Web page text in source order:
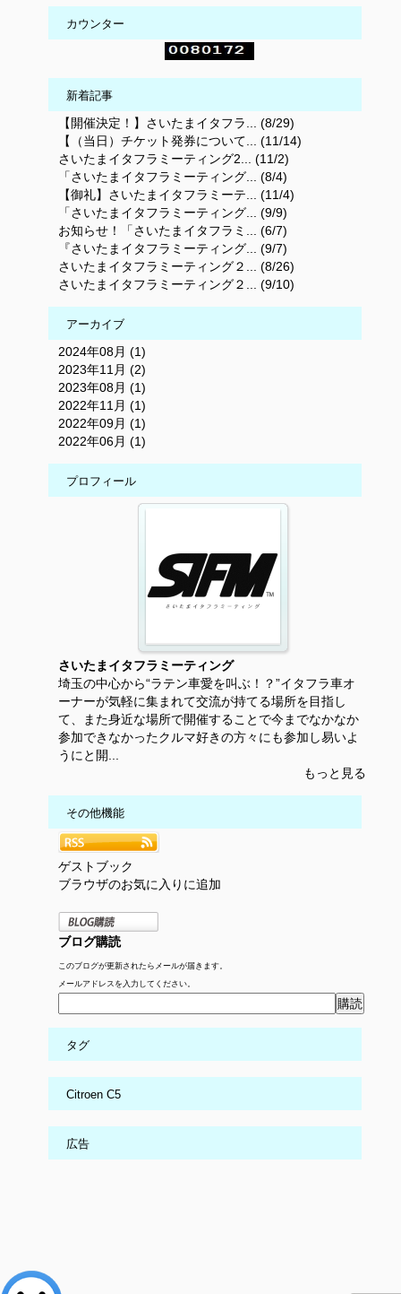
カウンター
新着記事
【開催決定！】さいたまイタフラ... (8/29)
【（当日）チケット発券について... (11/14)
さいたまイタフラミーティング2... (11/2)
「さいたまイタフラミーティング... (8/4)
【御礼】さいたまイタフラミーテ... (11/4)
「さいたまイタフラミーティング... (9/9)
お知らせ！「さいたまイタフラミ... (6/7)
『さいたまイタフラミーティング... (9/7)
さいたまイタフラミーティング２... (8/26)
さいたまイタフラミーティング２... (9/10)
アーカイブ
2024年08月 (1)
2023年11月 (2)
2023年08月 (1)
2022年11月 (1)
2022年09月 (1)
2022年06月 (1)
プロフィール
さいたまイタフラミーティング
埼玉の中心から“ラテン車愛を叫ぶ！？”イタフラ車オ
ーナーが気軽に集まれて交流が持てる場所を目指し
て、また身近な場所で開催することで今までなかなか
参加できなかったクルマ好きの方々にも参加し易いよ
うにと開...
もっと見る
その他機能
ゲストブック
ブラウザのお気に入りに追加
ブログ購読
このブログが更新されたらメールが届きます。
メールアドレスを入力してください。
タグ
Citroen C5
広告